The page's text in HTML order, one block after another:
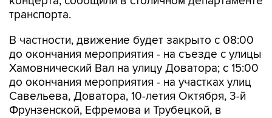
транспорта.
В частности, движение будет закрыто с 08:00
до окончания мероприятия - на съезде с улицы
Хамовнический Вал на улицу Доватора; с 15:00
до окончания мероприятия - на участках улиц
Савельева, Доватора, 10-летия Октября, 3-й
Фрунзенской, Ефремова и Трубецкой, в